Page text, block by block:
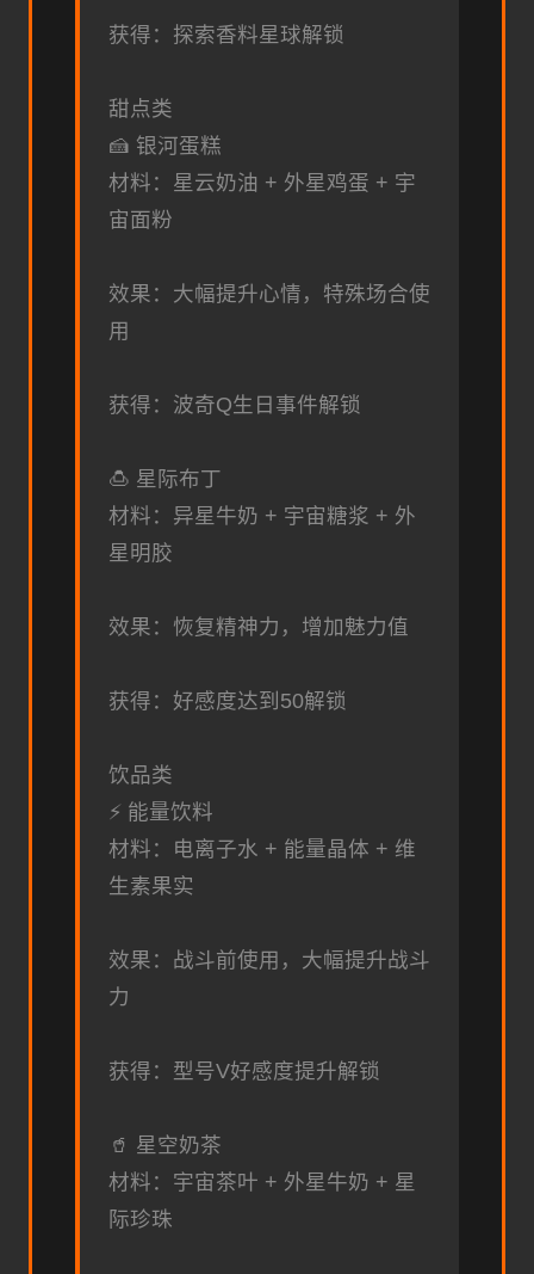
获得：探索香料星球解锁
甜点类
🍰 银河蛋糕
材料：星云奶油 + 外星鸡蛋 + 宇
宙面粉
效果：大幅提升心情，特殊场合使
用
获得：波奇Q生日事件解锁
🍮 星际布丁
材料：异星牛奶 + 宇宙糖浆 + 外
星明胶
效果：恢复精神力，增加魅力值
获得：好感度达到50解锁
饮品类
⚡ 能量饮料
材料：电离子水 + 能量晶体 + 维
生素果实
效果：战斗前使用，大幅提升战斗
力
获得：型号V好感度提升解锁
🥤 星空奶茶
材料：宇宙茶叶 + 外星牛奶 + 星
际珍珠